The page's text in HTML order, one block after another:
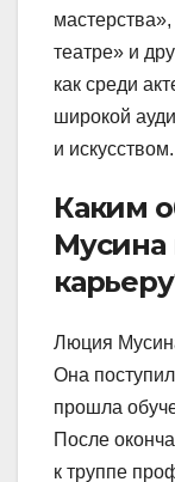
театре» и
как среди
широкой
и искусством.
Каким
Мусина
Люция
Она
прошла
После
к труппе